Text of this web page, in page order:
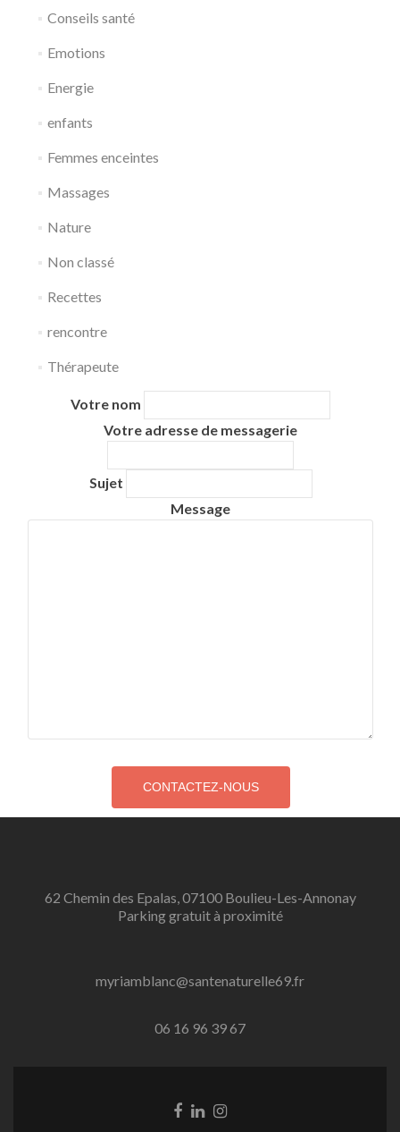
Conseils santé
Emotions
Energie
enfants
Femmes enceintes
Massages
Nature
Non classé
Recettes
rencontre
Thérapeute
Votre nom
Votre adresse de messagerie
Sujet
Message
62 Chemin des Epalas, 07100 Boulieu-Les-Annonay
Parking gratuit à proximité
myriamblanc@santenaturelle69.fr
06 16 96 39 67
LienLienLien